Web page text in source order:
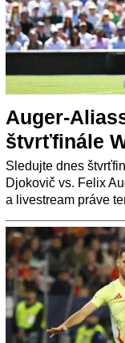
Auger-
štvrťfinále
Sledujte dnes
Djokovič vs. Felix
a livestream práve